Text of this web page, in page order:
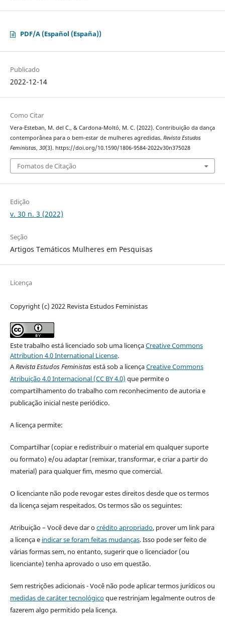
PDF/A (Español (España))
Publicado
2022-12-14
Como Citar
Vera-Esteban, M. del C., & Cardona-Moltó, M. C. (2022). Contribuição da dança
contemporânea para o bem-estar de mulheres agredidas. Revista Estudos
Feministas, 30(3). https://doi.org/10.1590/1806-9584-2022v30n375028
Fomatos de Citação
Edição
v. 30 n. 3 (2022)
Seção
Artigos Temáticos Mulheres em Pesquisas
Licença
Copyright (c) 2022 Revista Estudos Feministas
Este trabalho está licenciado sob uma licençaCreative Commons
Attribution 4.0 International License.
ARevista Estudos Feministasestá sob a licençaCreative Commons
Atribuição 4.0 Internacional (CC BY 4.0) que permite o
compartilhamento do trabalho com reconhecimento de autoria e
publicação inicial neste periódico.
A licença permite:
Compartilhar (copiar e redistribuir o material em qualquer suporte
ou formato) e/ou adaptar (remixar, transformar, e criar a partir do
material) para qualquer fim, mesmo que comercial.
O licenciante não pode revogar estes direitos desde que os termos
da licença sejam respeitados. Os termos são os seguintes:
Atribuição – Você deve dar ocrédito apropriado, prover um link para
a licença e indicar se foram feitas mudanças. Isso pode ser feito de
várias formas sem, no entanto, sugerir que o licenciador (ou
licenciante) tenha aprovado o uso em questão.
Sem restrições adicionais - Você não pode aplicar termos jurídicos ou
medidas de caráter tecnológicoque restrinjam legalmente outros de
fazerem algo permitido pela licença.